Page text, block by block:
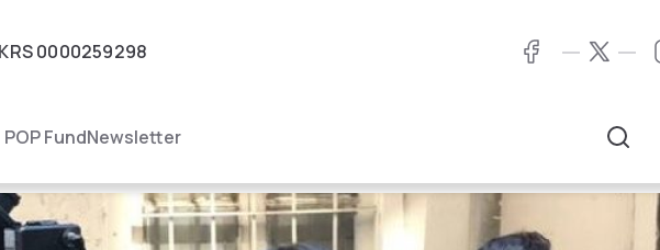
KRS0000259298 FacebookTwitter
POP FundNewsletter